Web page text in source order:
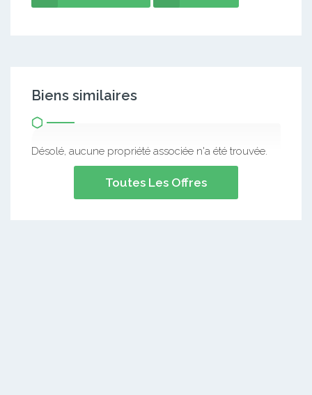
Biens similaires
Désolé, aucune propriété associée n'a été trouvée.
Toutes Les Offres